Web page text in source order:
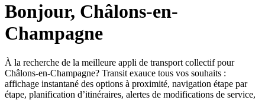
Bonjour, Châlons-en-
Champagne
À la recherche de la meilleure appli de transport collectif pour
Châlons-en-Champagne? Transit exauce tous vos souhaits :
affichage instantané des options à proximité, navigation étape par
étape, planification d’itinéraires, alertes de modifications de service,